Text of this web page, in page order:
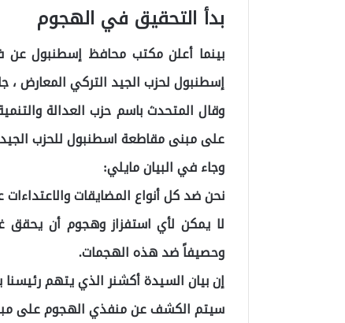
بدأ التحقيق في الهجوم
بينما أعلن مكتب محافظ إسطنبول
إسطنبول لحزب الجيد التركي المعارض ،
وقال المتحدث باسم حزب العدالة
على مبنى مقاطعة اسطنبول للحزب
وجاء في البيان مايلي:
نحن ضد كل أنواع المضايقات
لا يمكن لأي استفزاز وهجوم أن
وحصيفاً ضد هذه الهجمات.
إن بيان السيدة أكشنر الذي يتهم
سيتم الكشف عن منفذي الهجوم على